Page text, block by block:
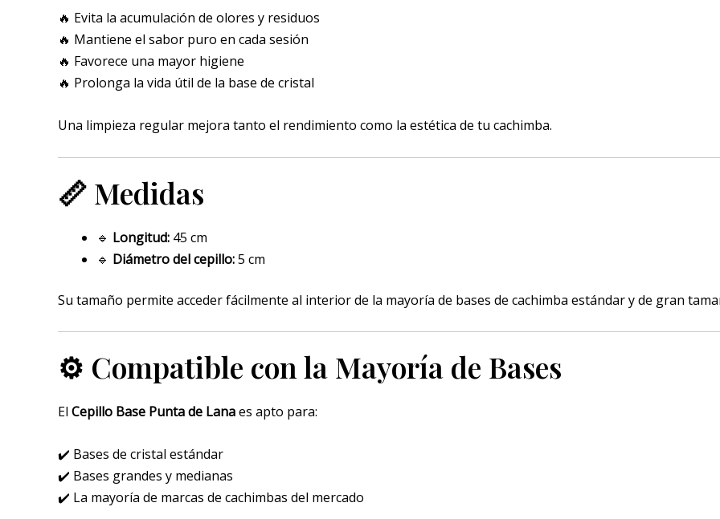
🔥 Evita la acumulación de olores y residuos
🔥 Mantiene el sabor puro en cada sesión
🔥 Favorece una mayor higiene
🔥 Prolonga la vida útil de la base de cristal
Una limpieza regular mejora tanto el rendimiento como la estética de tu cachimba.
📏 Medidas
🔹 Longitud: 45 cm
🔹 Diámetro del cepillo:5 cm
Su tamaño permite acceder fácilmente al interior de la mayoría de bases de cachimba estándar y de gran
⚙️ Compatible con la Mayoría de Bases
El Cepillo Base Punta de Lanaes apto para:
✔️ Bases de cristal estándar
✔️ Bases grandes y medianas
✔️ La mayoría de marcas de cachimbas del mercado